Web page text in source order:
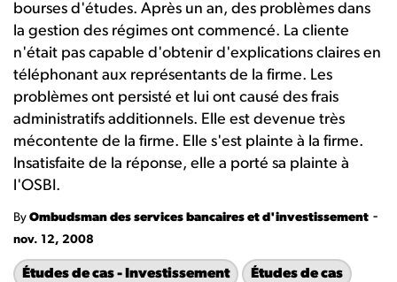
bourses d'études. Après un an, des problèmes dans
la gestion des régimes ont commencé. La cliente
n'était pas capable d'obtenir d'explications claires en
téléphonant aux représentants de la firme. Les
problèmes ont persisté et lui ont causé des frais
administratifs additionnels. Elle est devenue très
mécontente de la firme. Elle s'est plainte à la firme.
Insatisfaite de la réponse, elle a porté sa plainte à
l'OSBI.
By Ombudsman des services bancaires et d'investissement -
nov. 12, 2008
Études de cas - Investissement Études de cas